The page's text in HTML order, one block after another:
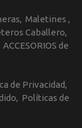
Maletines
Caballero
ACCESORIOS de
de Privacidad
Políticas de